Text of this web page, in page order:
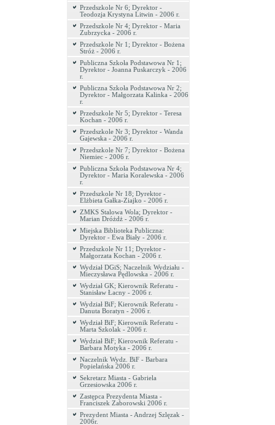
Przedszkole Nr 6; Dyrektor -
Teodozja Krystyna Litwin - 2006 r.
Przedszkole Nr 4; Dyrektor - Maria
Zubrzycka - 2006 r.
Przedszkole Nr 1; Dyrektor - Bożena
Stróż - 2006 r.
Publiczna Szkoła Podstawowa Nr 1;
Dyrektor - Joanna Puskarczyk - 2006
r.
Publiczna Szkoła Podstawowa Nr 2;
Dyrektor - Małgorzata Kalinka - 2006
r.
Przedszkole Nr 5; Dyrektor - Teresa
Kochan - 2006 r.
Przedszkole Nr 3; Dyrektor - Wanda
Gajewska - 2006 r.
Przedszkole Nr 7; Dyrektor - Bożena
Niemiec - 2006 r.
Publiczna Szkoła Podstawowa Nr 4;
Dyrektor - Maria Koralewska - 2006
r.
Przedszkole Nr 18; Dyrektor -
Elżbieta Gałka-Ziajko - 2006 r.
ZMKS Stalowa Wola; Dyrektor -
Marian Dróżdż - 2006 r.
Miejska Biblioteka Publiczna:
Dyrektor - Ewa Biały - 2006 r.
Przedszkole Nr 11; Dyrektor -
Małgorzata Kochan - 2006 r.
Wydział DGiS; Naczelnik Wydziału -
Mieczysława Pędlowska - 2006 r.
Wydział GK; Kierownik Referatu -
Stanisław Łacny - 2006 r.
Wydział BiF; Kierownik Referatu -
Danuta Boratyn - 2006 r.
Wydział BiF; Kierownik Referatu -
Marta Szkolak - 2006 r.
Wydział BiF; Kierownik Referatu -
Barbara Motyka - 2006 r.
Naczelnik Wydz. BiF - Barbara
Popielańska 2006 r.
Sekretarz Miasta - Gabriela
Grzesiowska 2006 r.
Zastępca Prezydenta Miasta -
Franciszek Zaborowski 2006 r.
Prezydent Miasta - Andrzej Szlęzak -
2006r.